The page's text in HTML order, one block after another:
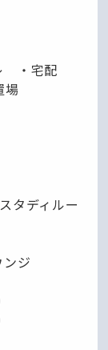
・宅配
タディルー
ジ